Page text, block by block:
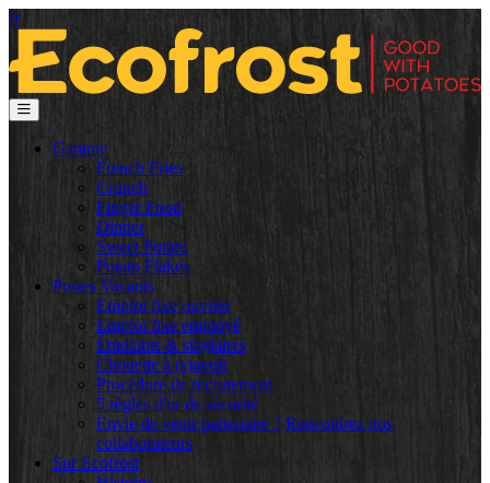
fr
Gamme
French Fries
Crunch
Finger Food
Dinner
Sweet Potato
Potato Flakes
Postes Vacants
Emploi fixe ouvrier
Emploi fixe employé
Étudiants & stagiaires
Chouette à (s)avoir
Procédure de recrutement
5 règles d'or de sécurité
Envie de venir partenaire ? Rencontrez nos
collaborateurs
Sur Ecofrost